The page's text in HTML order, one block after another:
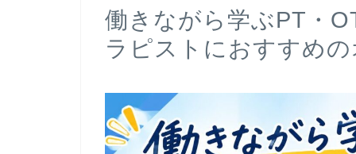
働きながら学ぶPT・
ラピストにおすすめ